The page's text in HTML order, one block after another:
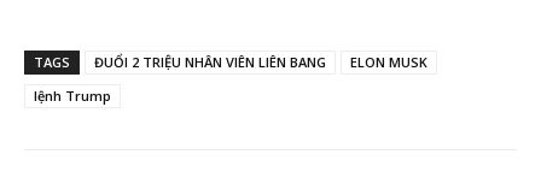
TAGS ĐUỔI 2 TRIỆU NHÂN VIÊN LIÊN BANG
ELON MUSK
lệnh Trump